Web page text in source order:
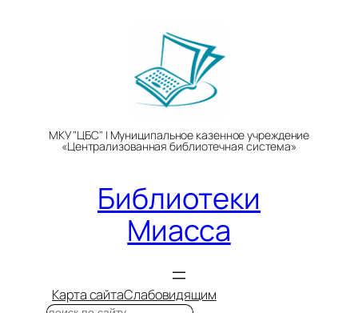
МКУ "ЦБС" | Муниципальное казенное учреждение
«Централизованная библиотечная система»
Библиотеки
Миасса
Карта сайтаСлабовидящим
Поиск